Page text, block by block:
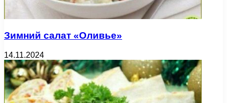
Зимний салат «Оливье»
14.11.2024